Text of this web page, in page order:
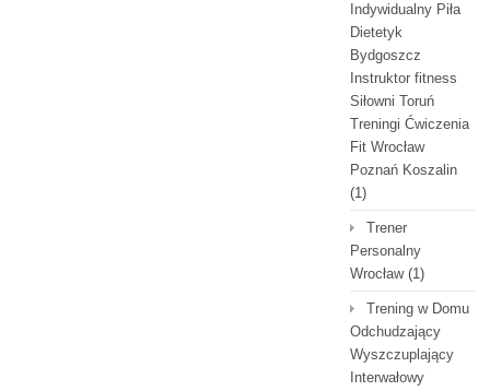
Indywidualny Piła
Dietetyk
Bydgoszcz
Instruktor fitness
Siłowni Toruń
Treningi Ćwiczenia
Fit Wrocław
Poznań Koszalin
(1)
Trener
Personalny
Wrocław(1)
Trening w Domu
Odchudzający
Wyszczuplający
Interwałowy